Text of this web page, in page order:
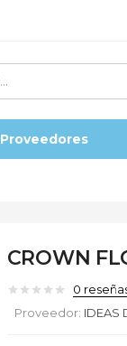
Proveedores
CROWN
0
Proveedor: IDEAS